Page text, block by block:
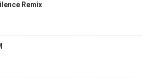
Remix